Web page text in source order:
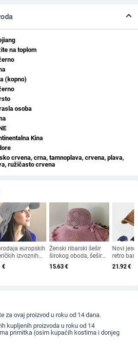
na toplom
(kopno)
osoba
Kina
crvena, crna, tamnoplava, crvena, plava,
ružičasto crvena
europskih
izvoznih
bejzbolskih
vezicom na
€
Ženski ribarski šešir
širokog oboda, šešir
za sunce, pleteni šešir
za sunce, šešir za
15.63€
Novi
retro
21.92€
za ovaj proizvod u roku od 14 dana.
kupljenih proizvoda u roku od 14
primitka (osim kupaćih kostima i donjeg